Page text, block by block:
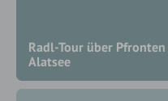
Radl-Tour über
Alatsee